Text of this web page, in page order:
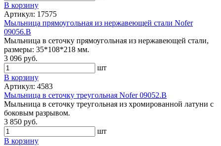
В корзину
Артикул: 17575
Мыльница прямоугольная из нержавеющей стали Nofer
09056.B
Мыльница в сеточку прямоугольная из нержавеющей стали,
размеры: 35*108*218 мм.
3 096 руб.
шт
В корзину
Артикул: 4583
Мыльница в сеточку треугольная Nofer 09052.B
Мыльница в сеточку треугольная из хромированной латуни с
боковым разрывом.
3 850 руб.
шт
В корзину